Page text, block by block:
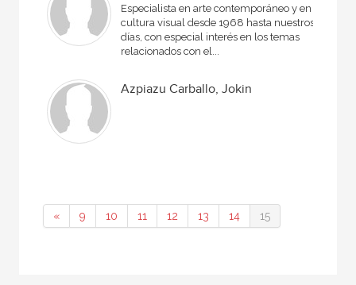
Especialista en arte contemporáneo y en
cultura visual desde 1968 hasta nuestros
días, con especial interés en los temas
relacionados con el...
Azpiazu Carballo, Jokin
« 9 10 11 12 13 14 15